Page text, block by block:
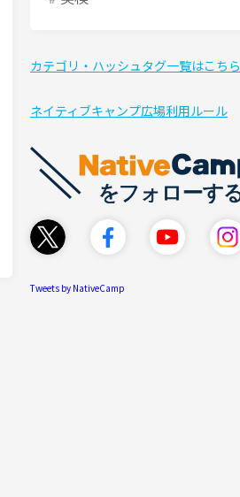
カテゴリ・ハッシュタグ一覧はこちら
ネイティブキャンプ広場利用ルール
Tweets by NativeCamp